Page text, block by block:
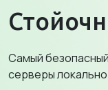
Самый
серверы